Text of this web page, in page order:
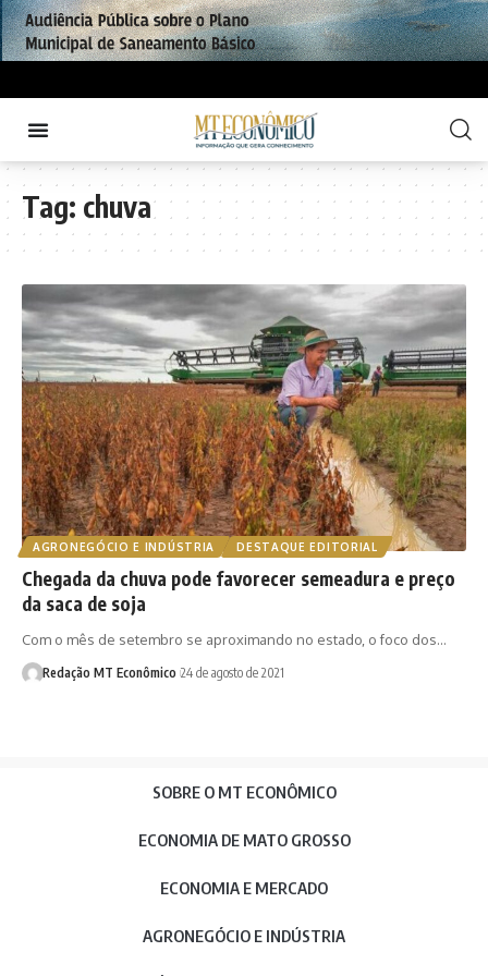
Tag: chuva
AGRONEGÓCIO E INDÚSTRIA DESTAQUE EDITORIAL
Chegada da chuva pode favorecer semeadura e preço
da saca de soja
Com o mês de setembro se aproximando no estado, o foco dos…
Redação MT Econômico 24 de agosto de 2021
SOBRE O MT ECONÔMICO
ECONOMIA DE MATO GROSSO
ECONOMIA E MERCADO
AGRONEGÓCIO E INDÚSTRIA